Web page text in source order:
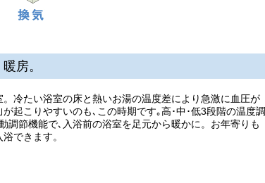
房。
冷たい浴室の床と熱いお湯の温度差により急激に血圧が
起こりやすいのも､この時期です｡高･中･低3段階の温度調
調節機能で､入浴前の浴室を足元から暖かに。お年寄りも
できます。